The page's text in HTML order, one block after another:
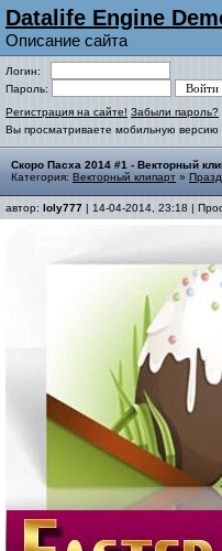
Datalife Engine
Описание сайта
Логин:
Пароль:
Регистрация на сайте! Забыли пароль?
Вы просматриваете мобильную версию
Скоро Пасха 2014 #1 - Векторный
Категория: Векторный клипарт »
автор: loly777 | 14-04-2014, 23:18 |